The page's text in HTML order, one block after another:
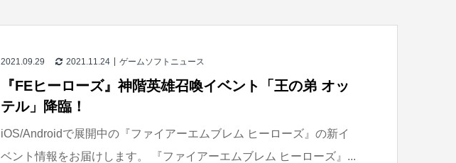
2021.09.29 2021.11.24 ゲームソフトニュース
『FEヒーローズ』神階英雄召喚イベント「王の弟 オッ
テル」降臨！
iOS/Androidで展開中の『ファイアーエムブレム ヒーローズ』の新イ
ベント情報をお届けします。 『ファイアーエムブレム ヒーローズ』...